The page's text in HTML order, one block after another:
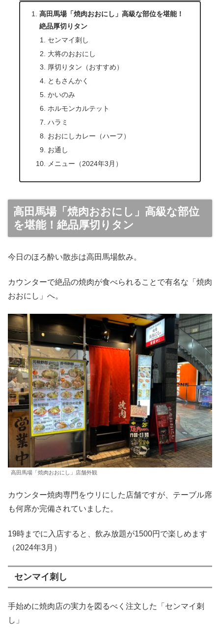
高田馬場「焼肉おおにし」高級な部位を堪能！
絶品厚切りタン
センマイ刺し
大将のおおにし
厚切りタン（おすすめ）
ともさんかく
かいのみ
ホルモンカルテット
ハラミ
おおにしカレー（ハーフ）
お通し
メニュー（2024年3月）
高田馬場「焼肉おおにし」高級な部位
を堪能！絶品厚切りタン
今日のほろ酔い散歩は高田馬場飲み。
カウンターで絶品の焼肉が食べられることで有名な「焼肉
おおにし」へ。
高田馬場「焼肉おおにし」店舗外観
カウンター焼肉専門をウリにした店舗ですが、テーブル席
も何席か完備されていました。
19時までに入店すると、飲み放題が1500円で楽しめます
（2024年3月）
センマイ刺し
手始めに焼肉店の実力を図るべく注文した「センマイ刺
し」